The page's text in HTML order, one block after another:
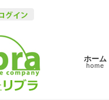
ホーム
home